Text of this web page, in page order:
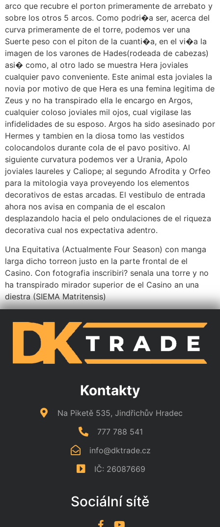
arco que recubre el porton primeramente de arrebato y
sobre los otros 5 arcos. Como podri�a ser, acerca del
curva primeramente de el torre, podemos ver una
Suerte peso con el piton de la cuanti�a, en el vi�a la
imagen de los varones de Hades(rodeada de cabezas)
asi� como, al otro lado se muestra Hera joviales
cualquier pavo conveniente. Este animal esta joviales la
novia por motivo de que Hera es una femina legitima de
Zeus y no ha transpirado ella le encargo en Argos,
cualquier coloso joviales mil ojos, cual vigilase las
infidelidades de su esposo. Argos ha sido asesinado por
Hermes y tambien en la diosa tomo las vestidos
colocandolos durante cola de el pavo positivo. Al
siguiente curvatura podemos ver a Urania, Apolo
joviales laureles y Caliope; al segundo Afrodita y Orfeo
para la mitologia vaya proveyendo los elementos
decorativos de estas arcadas. El vestibulo de entrada
ahora nos avisa en compania de el escalon
desplazandolo hacia el pelo ondulaciones de el riqueza
decorativa cual nos expectativa adentro.
Una Equitativa (Actualmente Four Season) con manga
larga dicho torreon justo en la parte frontal de el
Casino. Con fotografia inscribiri? senala una torre y no
ha transpirado mirador superior de el Casino an una
diestra (SIEMA Matritensis)
Kontakty
Na Piketě 535, Jindřichův Hradec
777 788 541
info@dktrade.cz
IČ: 26087669
Sociální sítě